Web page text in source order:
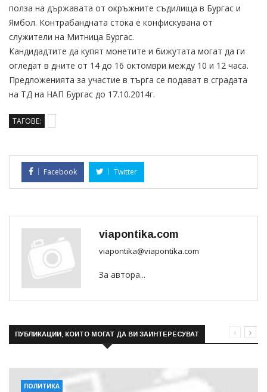
полза на държавата от окръжните съдилища в Бургас и
Ямбол. Контрабандната стока е конфискувана от
служители на Митница Бургас.
Кандидадтите да купят монетите и бижутата могат да ги
огледат в дните от 14 до 16 октомври между 10 и 12 часа.
Предложенията за участие в търга се подават в сградата
на ТД на НАП Бургас до 17.10.2014г.
ТАГОВЕ:
Facebook Twitter
viapontika.com
viapontika@viapontika.com
За автора...
ПУБЛИКАЦИИ, КОИТО МОГАТ ДА ВИ ЗАИНТЕРЕСУВАТ
ПОЛИТИКА